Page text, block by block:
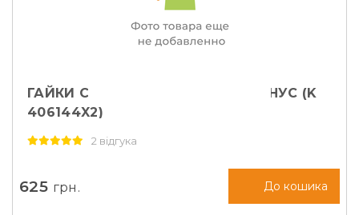
ГАЙКИ СЕКРЕТНІ М12Х1, 25Х23 КОНУС (K
406144X2)
2 відгука
625 грн. До кошика